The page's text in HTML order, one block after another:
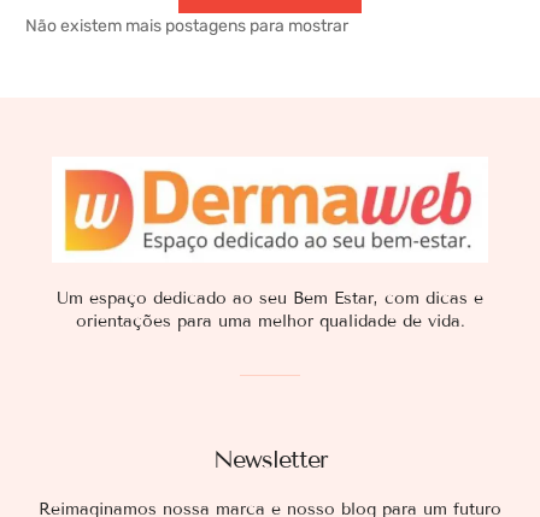
Não existem mais postagens para mostrar
Newsletter
Reimaginamos nossa marca e nosso blog para um futuro
Um espaço dedicado ao seu Bem Estar, com dicas e
orientações para uma melhor qualidade de vida.